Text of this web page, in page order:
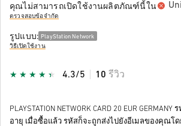
คุณไม่สามารถเปิดใช้งานผลิตภัณฑ์นี้ใน
ตรวจสอบข้อจำกัด
รูปแบบ: PlayStation Network
วิธีเปิดใช้งาน
4.3/5 10 รีวิว
PLAYSTATION NETWORK CARD 20 EUR
อายุ เมื่อซื้อแล้ว รหัสก็จะถูกส่งไปยังอีเมลของคุณโ